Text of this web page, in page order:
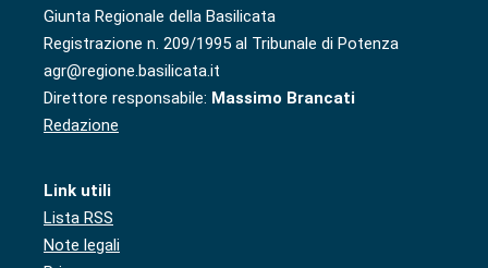
Giunta Regionale della Basilicata
Registrazione n. 209/1995 al Tribunale di Potenza
agr@regione.basilicata.it
Direttore responsabile: Massimo Brancati
Redazione
Link utili
Lista RSS
Note legali